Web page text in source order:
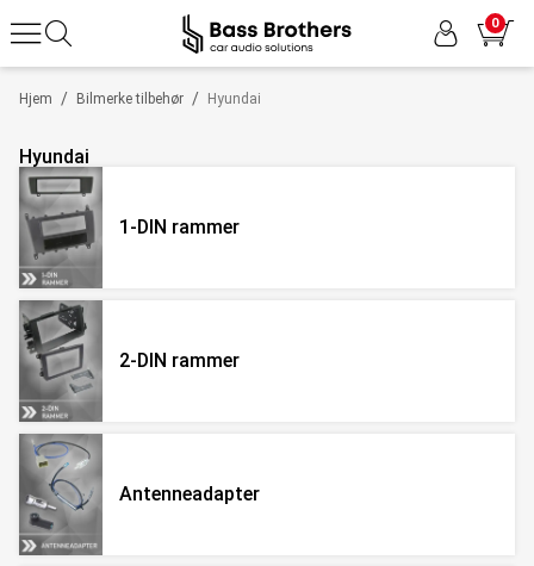
0
/
Hjem /
Bilmerke tilbehør Hyundai
Hyundai
1-DIN rammer
2-DIN rammer
Antenneadapter